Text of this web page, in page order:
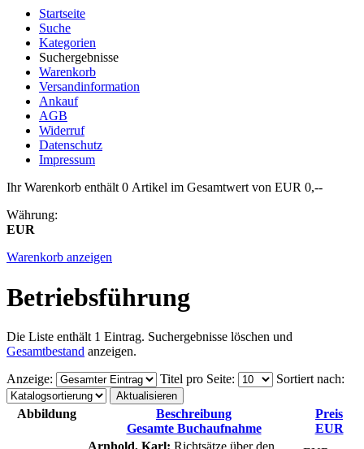
Startseite
Suche
Kategorien
Suchergebnisse
Warenkorb
Versandinformation
Ankauf
AGB
Widerruf
Datenschutz
Impressum
Ihr Warenkorb enthält 0 Artikel im Gesamtwert von EUR 0,--
Währung:
EUR
Warenkorb anzeigen
Betriebsführung
Die Liste enthält 1 Eintrag. Suchergebnisse löschen und
Gesamtbestand anzeigen.
Anzeige: Titel pro Seite: Sortiert nach:
Abbildung
Beschreibung
Gesamte Buchaufnahme
Preis
EUR
Arnhold, Karl: Richtsätze über den